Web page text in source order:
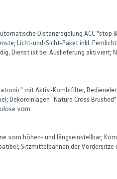
Distanzregelung ACC
Licht-und-Sicht-Paket inkl.
Dienst ist bei Auslieferung
mit Aktiv-Kombifilter,
"Nature Cross
vorn
vorn höhen- und längseinstellbar;
Sitzmittelbahnen der